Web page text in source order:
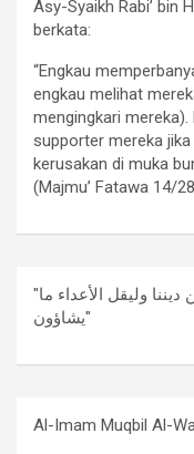
Asy-Syaikh Rabi’ bin
berkata:
“Engkau
engkau melihat
mengingkari mereka).
supporter mereka
kerusakan di muka
(Majmu’ Fatawa 14/
"سنناطح ونجادل وندافع عن السنة وعن ديننا وليقل الأعداء ما
يشاؤون"
Al-Imam Muqbil Al-